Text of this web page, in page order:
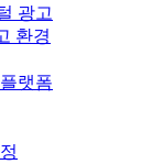
광고
환경
랫폼